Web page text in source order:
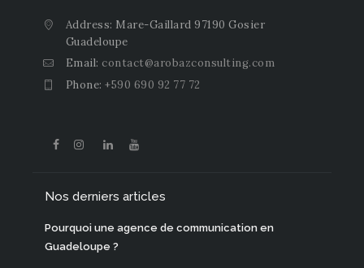
Address: Mare-Gaillard 97190 Gosier
Guadeloupe
Email: contact@arobazconsulting.com
Phone:+590 690 92 77 72
Nos derniers articles
Pourquoi une agence de communication en
Guadeloupe ?